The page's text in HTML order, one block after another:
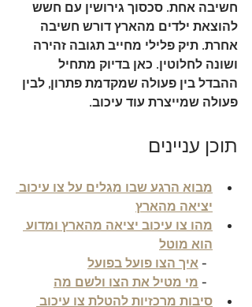
חשיבה אחת. סכסוך גירושין עם חשש
להוצאת ילדים מהארץ דורש חשיבה
אחרת. תיק פלילי מחייב תגובה זהירה
ושונה לחלוטין. כאן בדיוק מתחיל
ההבדל בין פעולה שמקדמת פתרון, לבין
פעולה שמייצרת עוד עיכוב.
תוכן עניינים
מבוא הרגע שבו מגלים על צו עיכוב
יציאה מהארץ
מהו צו עיכוב יציאה מהארץ ומדוע
הוא מוטל
איך הצו פועל בפועל
מי מטיל את הצו ולשם מה
סיבות מרכזיות להטלת צו עיכוב